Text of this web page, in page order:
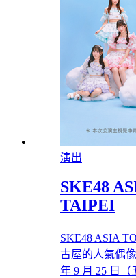
演出
SKE48
TAIPEI
SKE48 ASIA
古屋的人氣偶
年 9 月 25 日